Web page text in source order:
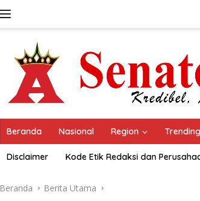
Beranda Nasional Region Trending
Disclaimer Kode Etik Redaksi dan
Beranda Berita Utama